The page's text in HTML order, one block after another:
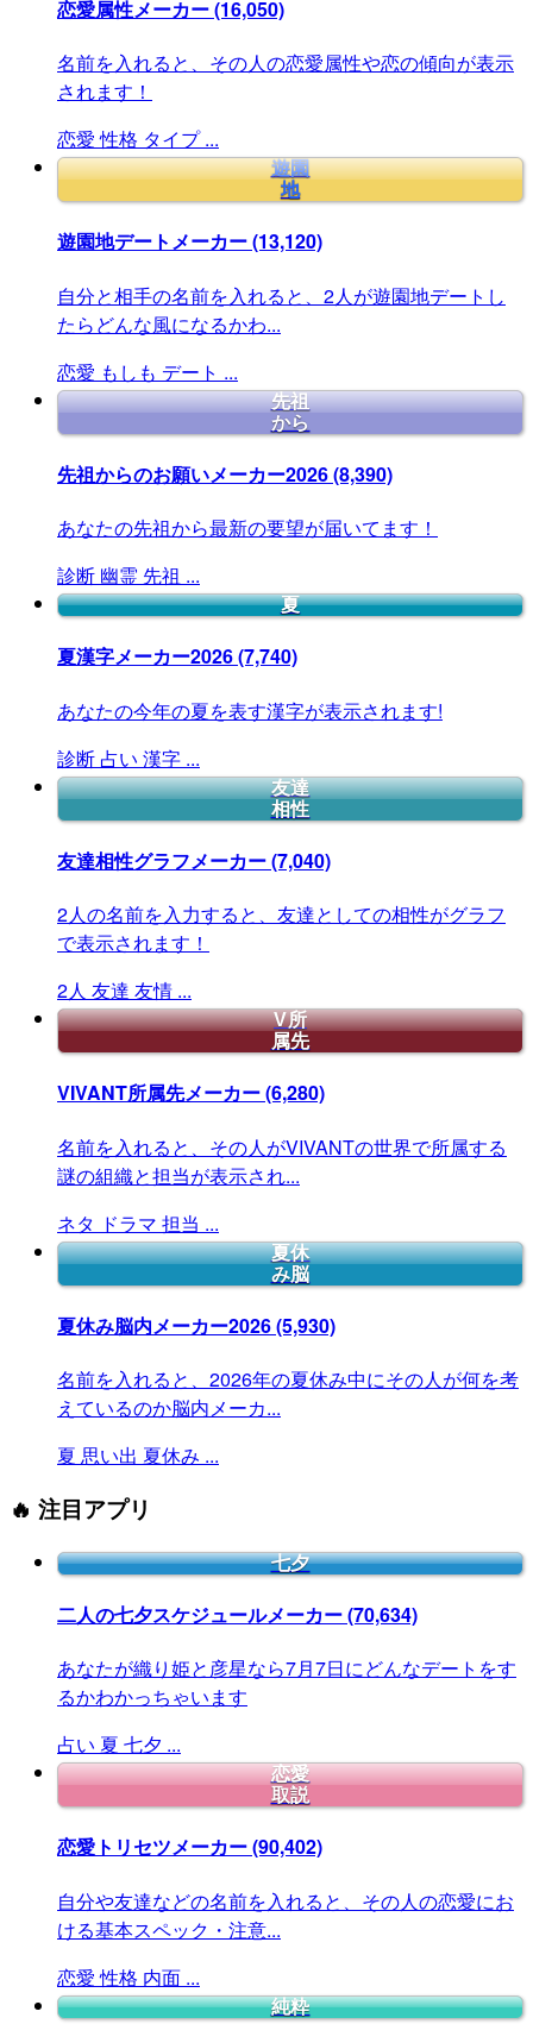
恋愛属性メーカー(16,050)
名前を入れると、その人の恋愛属性や恋の傾向が表示
されます！
恋愛 性格 タイプ ...
遊園
地
遊園地デートメーカー(13,120)
自分と相手の名前を入れると、2人が遊園地デートし
たらどんな風になるかわ...
恋愛 もしも デート ...
先祖
から
先祖からのお願いメーカー2026(8,390)
あなたの先祖から最新の要望が届いてます！
診断 幽霊 先祖 ...
夏
夏漢字メーカー2026(7,740)
あなたの今年の夏を表す漢字が表示されます!
診断 占い 漢字 ...
友達
相性
友達相性グラフメーカー(7,040)
2人の名前を入力すると、友達としての相性がグラフ
で表示されます！
2人 友達 友情 ...
V所
属先
VIVANT所属先メーカー(6,280)
名前を入れると、その人がVIVANTの世界で所属する
謎の組織と担当が表示され...
ネタ ドラマ 担当 ...
夏休
み脳
夏休み脳内メーカー2026(5,930)
名前を入れると、2026年の夏休み中にその人が何を考
えているのか脳内メーカ...
夏 思い出 夏休み ...
🔥 注目アプリ
七夕
二人の七夕スケジュールメーカー(70,634)
あなたが織り姫と彦星なら7月7日にどんなデートをす
るかわかっちゃいます
占い 夏 七夕 ...
恋愛
取説
恋愛トリセツメーカー(90,402)
自分や友達などの名前を入れると、その人の恋愛にお
ける基本スペック・注意...
恋愛 性格 内面 ...
純粋